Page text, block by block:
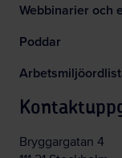
Webbinarier och
Poddar
Bryggargatan 4